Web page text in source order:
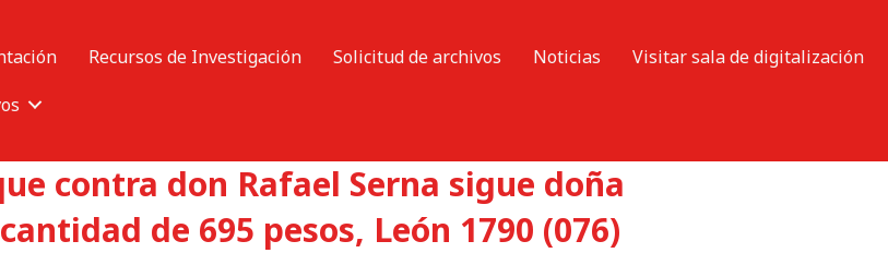
Recursos de Investigación Solicitud de archivos Noticias
Visitar sala de digitalización
contra don Rafael Serna sigue doña
de 695 pesos, León 1790 (076)